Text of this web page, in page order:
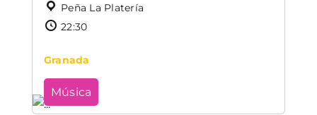
Peña La Platería
22:30
Granada
Música